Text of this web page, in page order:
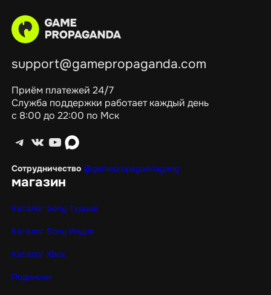
support@gamepropaganda.com
Приём платежей 24/7
Служба поддержки работает каждый день
с 8:00 до 22:00 по Мск
Telegram ВКонтакте YouTube max
Сотрудничество @gamepropagandagang
магазин
Каталог Sony Турция
Каталог Sony Индия
Каталог Xbox
Подписки